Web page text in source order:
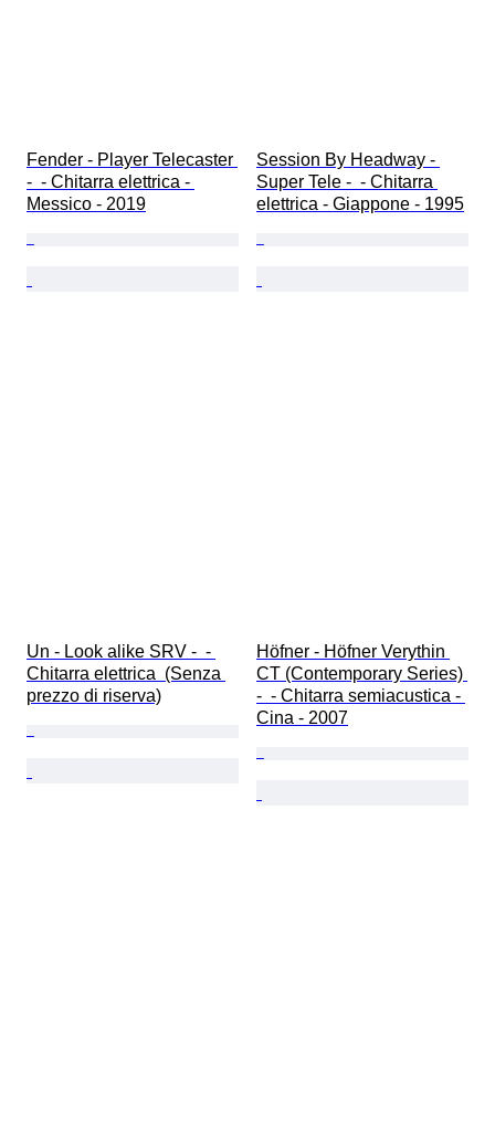
Fender - Player Telecaster
-  - Chitarra elettrica -
Messico - 2019
Session By Headway -
Super Tele -  - Chitarra
elettrica - Giappone - 1995
Un - Look alike SRV -  -
Chitarra elettrica  (Senza
prezzo di riserva)
Höfner - Höfner Verythin
CT (Contemporary Series)
-  - Chitarra semiacustica -
Cina - 2007